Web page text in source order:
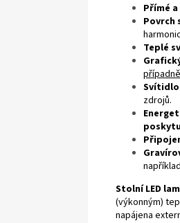
Přímé
Povrch
Teplé
zdrojů.
Stolní LED
(výkonným)
napájena